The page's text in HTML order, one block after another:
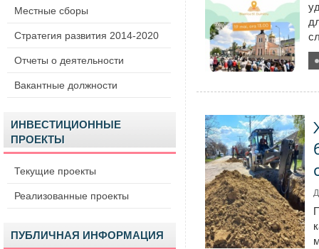
Местные сборы
Стратегия развития 2014-2020
Отчеты о деятельности
Вакантные должности
ИНВЕСТИЦИОННЫЕ
ПРОЕКТЫ
Текущие проекты
Реализованные проекты
ПУБЛИЧНАЯ ИНФОРМАЦИЯ